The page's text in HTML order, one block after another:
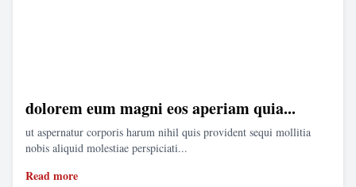
dolorem eum magni eos aperiam quia...
ut aspernatur corporis harum nihil quis provident sequi mollitia
nobis aliquid molestiae perspiciati...
Read more